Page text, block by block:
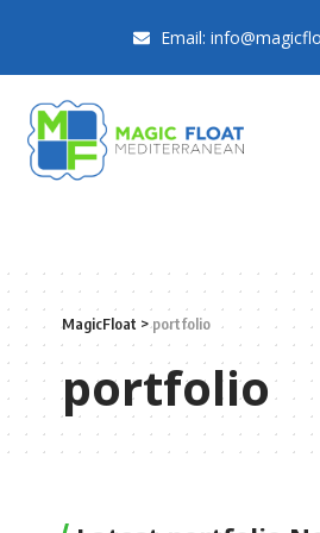
Email:
MagicFloat >portfolio
portfolio